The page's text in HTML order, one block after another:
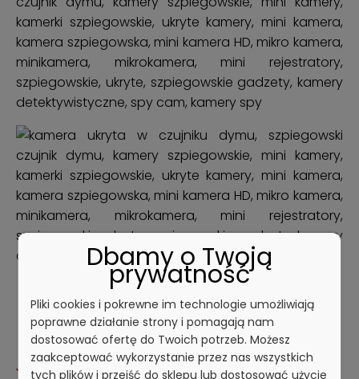
Idealny dla ludzi dbających o swoje bezpieczeństwo!
Tą kamerą można zarejestrować wszystko co się wokół nas dzieje w
sposób dyskretny i nie wzbudzający żadnych podejrzeń
Jakie są zalety tego urządzenia?
Dbamy o Twoją
prywatność
Pliki cookies i pokrewne im technologie umożliwiają
poprawne działanie strony i pomagają nam
dostosować ofertę do Twoich potrzeb. Możesz
zaakceptować wykorzystanie przez nas wszystkich
tych plików i przejść do sklepu lub dostosować użycie